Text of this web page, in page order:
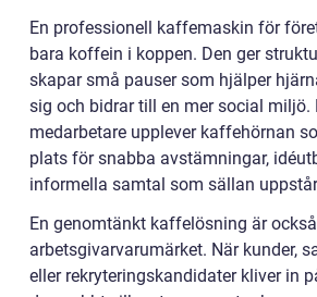
En professionell kaffemaskin för
bara koffein i koppen. Den ger
skapar små pauser som hjälper
sig och bidrar till en mer social miljö.
medarbetare upplever kaffehörnan
plats för snabba avstämningar,
informella samtal som sällan
En genomtänkt kaffelösning är
arbetsgivarvarumärket. När kunder,
eller rekryteringskandidater kliver in